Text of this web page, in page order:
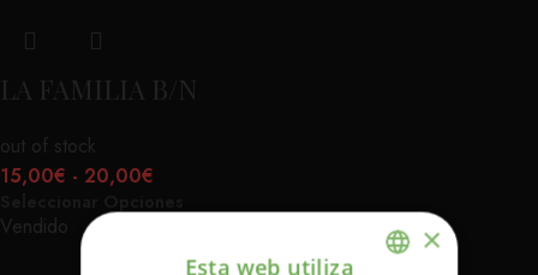
LA FAMILIA B/N
out of stock
15,00€ - 20,00€
Vendido ×
Esta web utiliza